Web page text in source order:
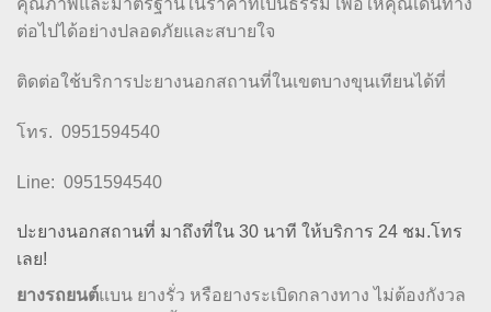
คุณภาพและมาตรฐานในราคาที่เป็นธรรม เพื่อให้คุณเดินทาง
ต่อไปได้อย่างปลอดภัยและสบายใจ
ติดต่อใช้บริการปะยางนอกสถานที่ในเขตบางขุนเทียนได้ที่
โทร. 0951594540
Line: 0951594540
ปะยางนอกสถานที่ มาถึงที่ใน 30 นาที ให้บริการ 24 ชม.โทร
เลย!
ยางรถยนต์แบน ยางรั่ว หรือยางระเบิดกลางทาง ไม่ต้องกังวล